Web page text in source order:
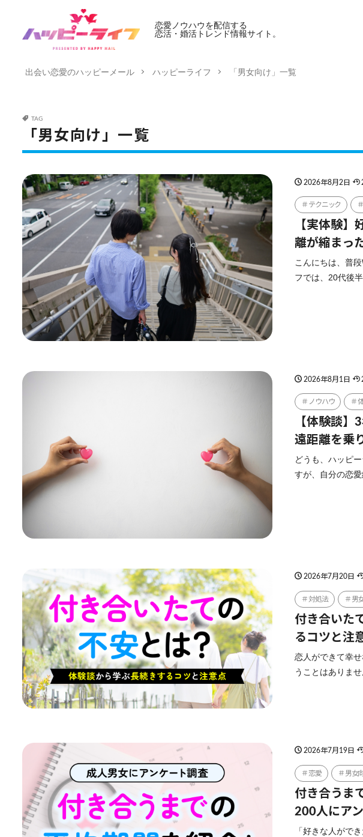
恋愛ノウハウを配信する
恋活・婚活トレンド情報サイト。
出会い恋愛のハッピーメール ハッピーライフ 「男女向け」一覧
TAG
「男女向け」一覧
2026年8月2日
テクニック
【実体験】
離が縮まっ
こんにちは、普
フでは、20代後
2026年8月1日
ノウハウ
【体験談】
遠距離を乗
どうも、ハッピ
すが、自分の恋
2026年7月20日
対処法 男
付き合いた
るコツと注
恋人ができて幸
うことはありま
2026年7月19日
恋愛 男女
付き合うま
200人にア
「好きな人がで